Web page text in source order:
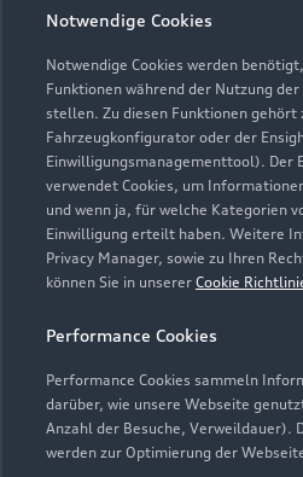
Notwendige Cookies
Notwendige Cookies werden
Funktionen während der Nutzung
stellen. Zu diesen Funktionen gehört
Fahrzeugkonfigurator oder der
Einwilligungsmanagementtool). Der
verwendet Cookies, um
und wenn ja, für welche Kategorien
Einwilligung erteilt haben. Weitere
Privacy Manager, sowie zu Ihren
können Sie in unserer Cookie
Performance Cookies
Performance Cookies sammeln
darüber, wie unsere Webseite
Anzahl der Besuche, Verweildauer).
werden zur Optimierung der
Modelle
Alle Modelle
Modelle vergleichen
Elektromodelle
Plug-in-Hybride
Kaufen & leasen
Gebrauchtwagensuche
Gebrauchtwagen
Finanzierung
Service & Zubehör
Audi Services
Garantie
Kundenservice
Über Audi